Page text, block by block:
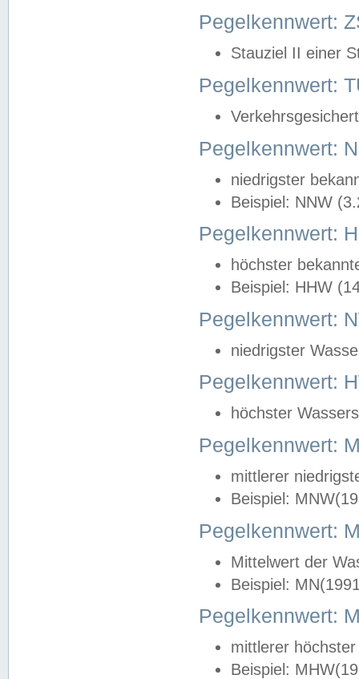
Pegelkennwert:
Stauziel II einer
Pegelkennwert:
Pegelkennwert:
niedrigster
Beispiel: NNW
Pegelkennwert:
höchster
Beispiel: HHW
Pegelkennwert:
niedrigster
Pegelkennwert:
höchster
Pegelkennwert:
mittlerer
Beispiel:
Pegelkennwert:
Mittelwert der
Beispiel:
Pegelkennwert:
mittlerer
Beispiel: